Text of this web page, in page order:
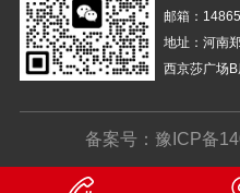
邮箱：
地址：河南
西京莎广场
备案号： 豫ICP备